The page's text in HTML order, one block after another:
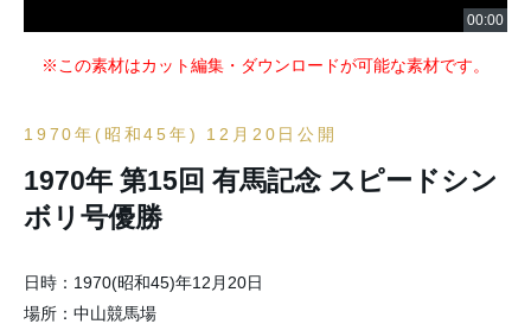
※この素材はカット編集・ダウンロードが可能な素材です。
1970年(昭和45年) 12月20日公開
1970年 第15回 有馬記念 スピードシン
ボリ号優勝
日時：1970(昭和45)年12月20日
場所：中山競馬場